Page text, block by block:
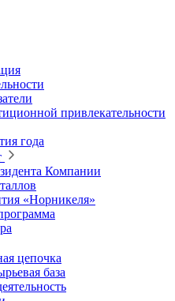
привлекательности
года
Компании
«Норникеля»
цепочка
база